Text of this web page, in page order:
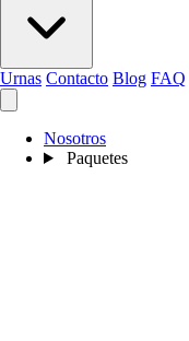
Urnas Contacto Blog FAQ
Nosotros
Paquetes